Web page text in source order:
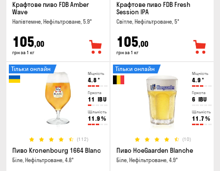
Крафтове пиво FDB Amber
Wave
Напівтемне, Нефільтроване, 5.9°
105,00
грн за 1 кг
Крафтове пиво FDB Fresh
Session IPA
Світле, Нефільтроване, 5°
105,00
грн за 1 кг
Міцність
4.8 °
Гіркота
11 IBU
Щільність
11.9 %
(112)
Тільки онлайн
Пиво Kronenbourg 1664 Blanc
Біле, Нефільтроване, 4.8°
Міцність
4.9 °
Гіркота
6 IBU
Щільність
11.7 %
(10)
Тільки онлайн
Пиво HoeGaarden Blanche
Біле, Нефільтроване, 4.9°